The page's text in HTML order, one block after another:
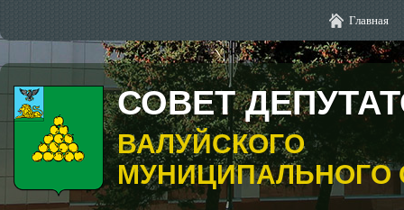
Главная
СОВЕТ
ВАЛУЙСКОГО
МУНИЦИПАЛЬНОГО